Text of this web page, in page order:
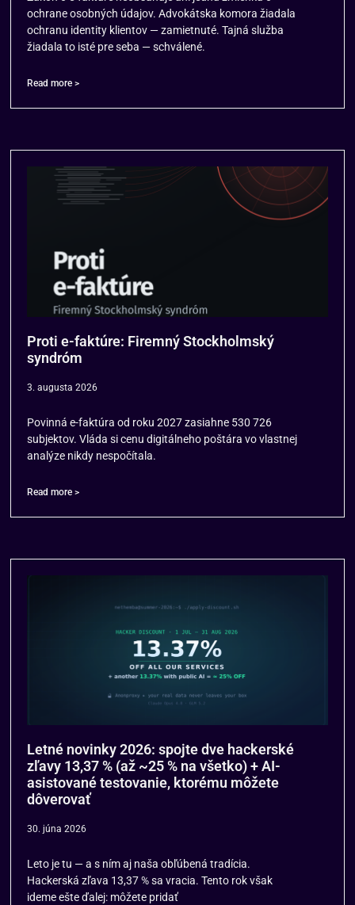
ochrane osobných údajov. Advokátska komora žiadala
ochranu identity klientov — zamietnuté. Tajná služba
žiadala to isté pre seba — schválené.
Read more >
Proti e-faktúre: Firemný Stockholmský
syndróm
3. augusta 2026
Povinná e-faktúra od roku 2027 zasiahne 530 726
subjektov. Vláda si cenu digitálneho poštára vo vlastnej
analýze nikdy nespočítala.
Read more >
Letné novinky 2026: spojte dve hackerské
zľavy 13,37 % (až ~25 % na všetko) + AI-
asistované testovanie, ktorému môžete
dôverovať
30. júna 2026
Leto je tu — a s ním aj naša obľúbená tradícia.
Hackerská zľava 13,37 % sa vracia. Tento rok však
ideme ešte ďalej: môžete pridať